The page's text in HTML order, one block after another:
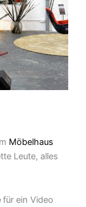
Möbelhaus
Leute, alles
für ein Video